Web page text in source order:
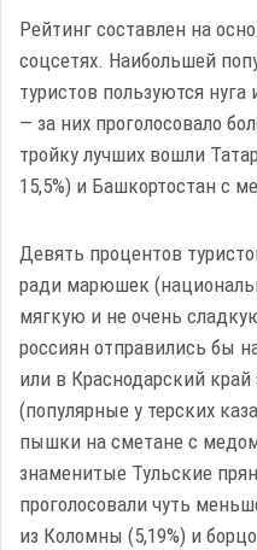
Рейтинг составлен на
соцсетях. Наибольшей
туристов пользуются
— за них проголосовало
тройку лучших вошли
15,5%) и Башкортостан с
Девять процентов
ради марюшек
мягкую и не очень
россиян отправились бы
или в Краснодарский
(популярные у терских
пышки на сметане с
знаменитые Тульские
проголосовали чуть
из Коломны (5,19%) и